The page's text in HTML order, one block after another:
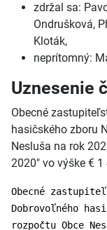
zdržal sa:
Ondrušková,
Kloták,
neprítomný:
Uznesenie
Obecné
hasičského zboru
Nesluša na rok
2020" vo výške €
Obecné
Dobrovoľného
rozpočtu Obce